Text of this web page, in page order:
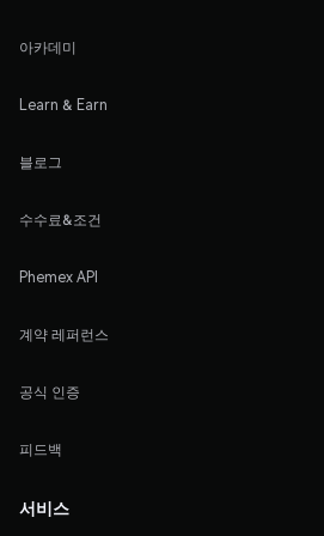
아카데미
Learn & Earn
블로그
수수료&조건
Phemex API
계약 레퍼런스
공식 인증
피드백
서비스